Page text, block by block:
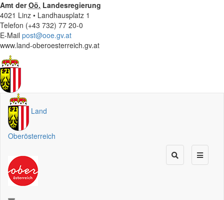
Amt derOö. Landesregierung
4021 Linz • Landhausplatz 1
Telefon (+43 732) 77 20-0
E-Mail post@ooe.gv.at
www.land-oberoesterreich.gv.at
Land
Oberösterreich